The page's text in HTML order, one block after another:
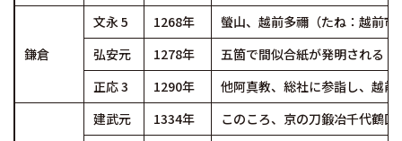
鎌倉
文永 5 1268年
螢山、越前多禰（たね：越前市
弘安元
1278年
五箇で間似合紙が発明される
正応 3
1290年 他阿真教、総社に参詣し、越前
建武元 1334年
このころ、京の刀鍛冶千代鶴